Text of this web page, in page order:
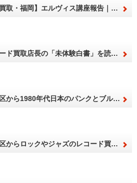
【レコード買取・福岡】エルヴィス講座報告｜プロも驚く「リズムの正体」と希少盤査定の裏側
福岡のレコード買取店長の「未体験白書」を読んで近田春夫から受けたエルヴィス・プレスリー・ショックを思い出した話
福岡市城南区から1980年代日本のパンクとブルーノートのジャズ・レコード買取
福岡市早良区からロックやジャズのレコード買取。音楽から野生を取り戻せ！エルヴィス・プレスリー講座で確認せよ！